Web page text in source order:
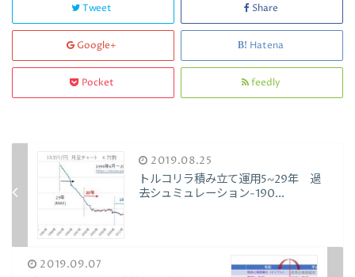
Tweet Share
Google+ Hatena
Pocket feedly
2019.08.25
トルコリラ積み立て運用5~29年 過
去シュミュレーション-190...
2019.09.07